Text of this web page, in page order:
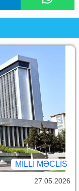
MILLI MƏCLIS
27.05.2026